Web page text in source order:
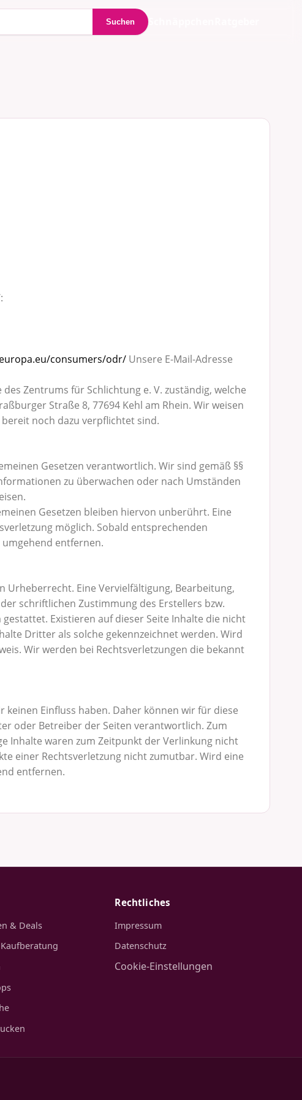
Suchen
consumers/odr/ Unsere E-Mail-Adresse
Zentrums für Schlichtung e. V. zuständig, welche
Straße 8, 77694 Kehl am Rhein. Wir weisen
noch dazu verpflichtet sind.
Gesetzen verantwortlich. Wir sind gemäß §§
zu überwachen oder nach Umständen
Gesetzen bleiben hiervon unberührt. Eine
möglich. Sobald entsprechenden
entfernen.
Eine Vervielfältigung, Bearbeitung,
schriftlichen Zustimmung des Erstellers bzw.
Existieren auf dieser Seite Inhalte die nicht
Dritter als solche gekennzeichnet werden. Wird
Wir werden bei Rechtsverletzungen die bekannt
Einfluss haben. Daher können wir für diese
oder Betreiber der Seiten verantwortlich. Zum
Inhalte waren zum Zeitpunkt der Verlinkung nicht
einer Rechtsverletzung nicht zumutbar. Wird eine
entfernen.
& Deals
Rechtliches
Impressum
Datenschutz
Cookie-Einstellungen